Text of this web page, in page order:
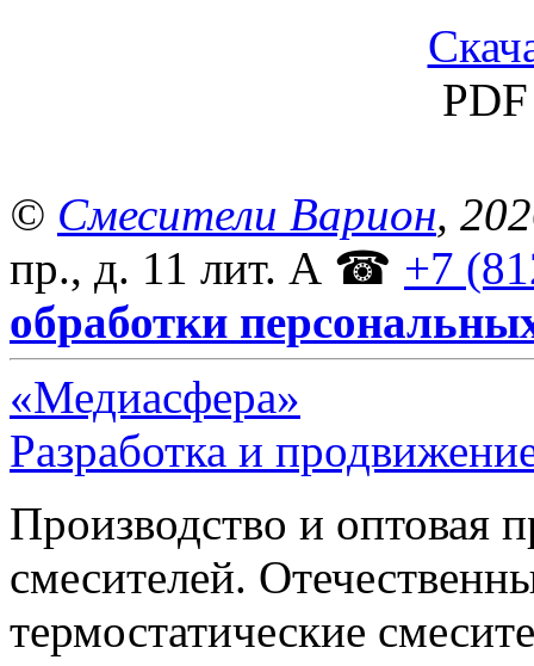
© Смесители Варион,
пр., д. 11 лит. А ☎ +7
обработки
«Медиасфера»
Разработка и
Производство и оптовая
смесителей.
термостатические